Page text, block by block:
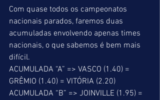
Com quase todos os campeonatos
nacionais parados, faremos duas
acumuladas envolvendo apenas times
nacionais, o que sabemos é bem mais
difícil.
ACUMULADA “A” => VASCO (1.40) =
GRÊMIO (1.40) = VITÓRIA (2.20)
ACUMULADA “B” => JOINVILLE (1.95) =